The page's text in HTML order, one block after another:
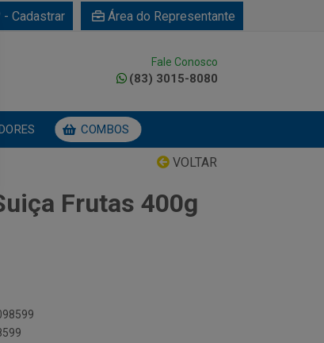
Cadastrar Área do Representante
Fale Conosco
(83) 3015-8080
COMBOS
VOLTAR
Frutas 400g